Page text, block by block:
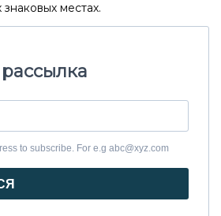
местах.
to subscribe. For e.g abc@xyz.com